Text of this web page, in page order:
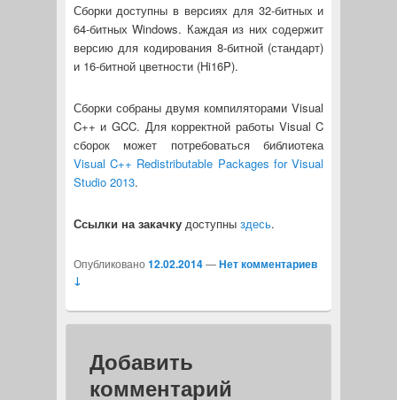
Сборки доступны в версиях для 32-битных и
64-битных Windows. Каждая из них содержит
версию для кодирования 8-битной (стандарт)
и 16-битной цветности (Hi16P).
Сборки собраны двумя компиляторами Visual
C++ и GCC. Для корректной работы Visual C
сборок может потребоваться библиотека
Visual C++ Redistributable Packages for Visual
Studio 2013.
Ссылки на закачкудоступны здесь.
Опубликовано 12.02.2014—Нет комментариев
↓
Добавить
комментарий